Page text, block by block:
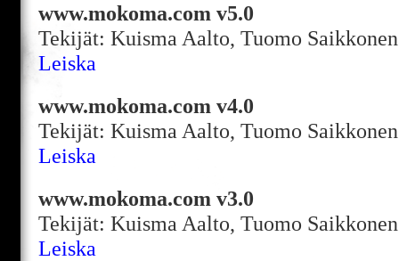
www.mokoma.com v5.0
Tekijät: Kuisma Aalto, Tuomo
Leiska
www.mokoma.com v4.0
Tekijät: Kuisma Aalto, Tuomo
Leiska
www.mokoma.com v3.0
Tekijät: Kuisma Aalto, Tuomo
Leiska